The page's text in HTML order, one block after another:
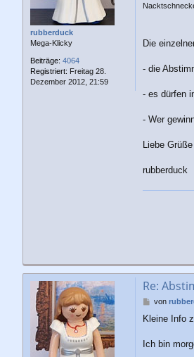
rubberduck
Mega-Klicky
Beiträge: 4064
Registriert: Freitag 28.
Dezember 2012, 21:59
Die
- die
- es dürfen
- Wer
Liebe
rubberduck
Re:
B
i
r
von
Kleine Info
Ich bin